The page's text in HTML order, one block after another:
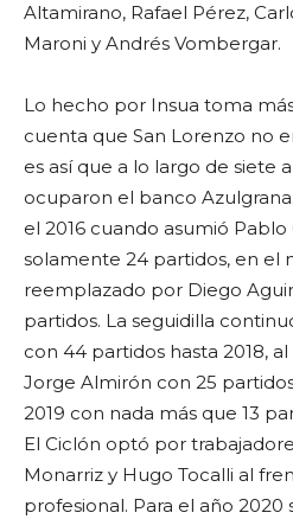
Altamirano, Rafael Pérez,
Maroni y Andrés Vombergar.
Lo hecho por Insua toma
cuenta que San Lorenzo no
es así que a lo largo de siete
ocuparon el banco
el 2016 cuando asumió
solamente 24 partidos, en el
reemplazado por Diego
partidos. La seguidilla
con 44 partidos hasta 2018,
Jorge Almirón con 25
2019 con nada más que 13
El Ciclón optó por
Monarriz y Hugo Tocalli al
profesional. Para el año 2020